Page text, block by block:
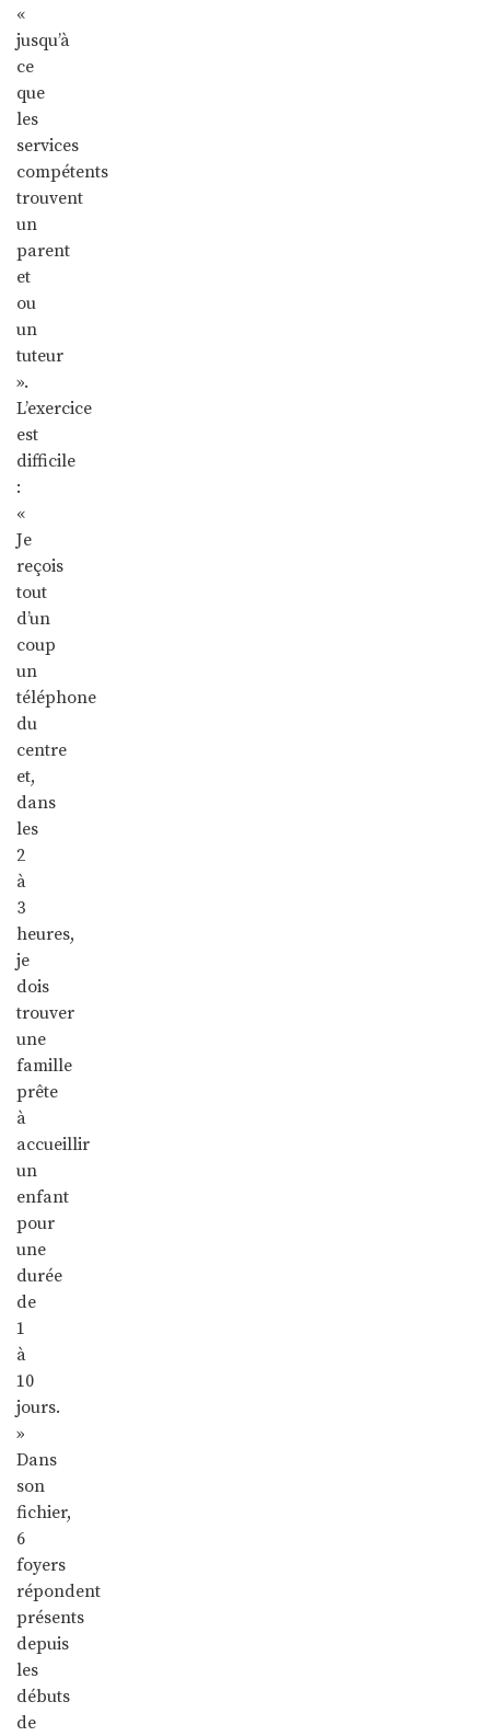
«
jusqu’à
ce
que
les
services
compétents
trouvent
un
parent
et
ou
un
tuteur
».
L’exercice
est
difficile
:
«
Je
reçois
tout
d’un
coup
un
téléphone
du
centre
et,
dans
les
2
à
3
heures,
je
dois
trouver
une
famille
prête
à
accueillir
un
enfant
pour
une
durée
de
1
à
10
jours.
»
Dans
son
fichier,
6
foyers
répondent
présents
depuis
les
débuts
de